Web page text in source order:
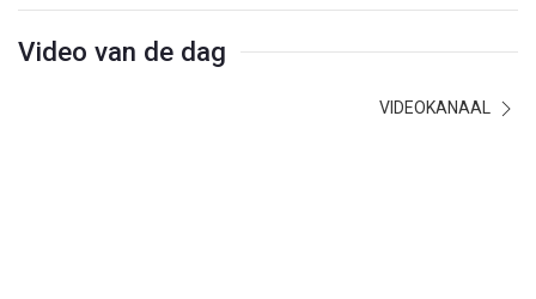
Video van de dag
VIDEOKANAAL